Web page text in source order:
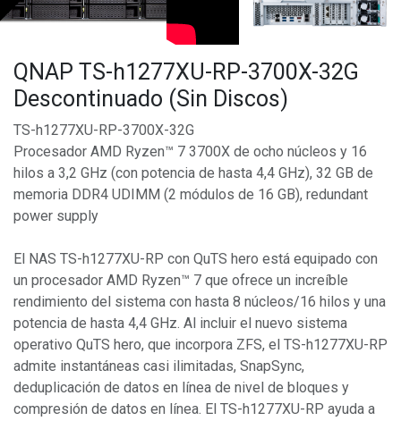
QNAP TS-h1277XU-RP-3700X-32G
Descontinuado (Sin Discos)
TS-h1277XU-RP-3700X-32G
Procesador AMD Ryzen™ 7 3700X de ocho núcleos y 16
hilos a 3,2 GHz (con potencia de hasta 4,4 GHz), 32 GB de
memoria DDR4 UDIMM (2 módulos de 16 GB), redundant
power supply
El NAS TS-h1277XU-RP con QuTS hero está equipado con
un procesador AMD Ryzen™ 7 que ofrece un increíble
rendimiento del sistema con hasta 8 núcleos/16 hilos y una
potencia de hasta 4,4 GHz. Al incluir el nuevo sistema
operativo QuTS hero, que incorpora ZFS, el TS-h1277XU-RP
admite instantáneas casi ilimitadas, SnapSync,
deduplicación de datos en línea de nivel de bloques y
compresión de datos en línea. El TS-h1277XU-RP ayuda a